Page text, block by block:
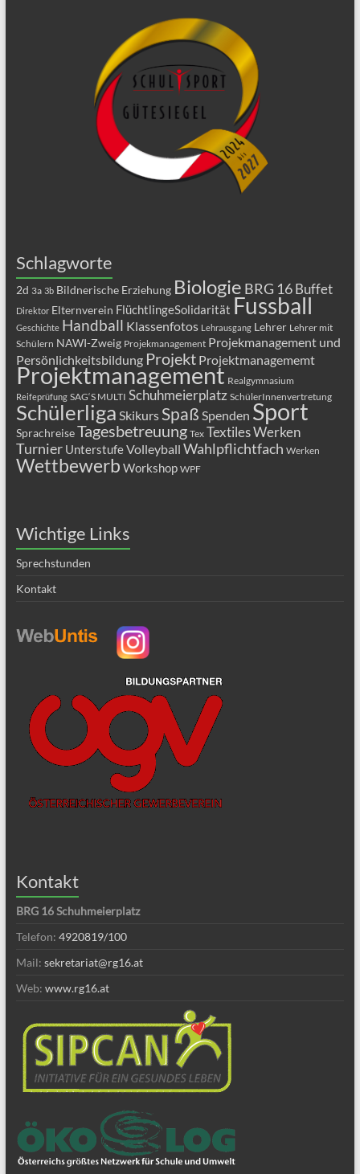
Schlagworte
2d 3a 3b Bildnerische Erziehung Biologie BRG 16 Buffet
Direktor Elternverein FlüchtlingeSolidarität Fussball
Geschichte Handball Klassenfotos Lehrausgang Lehrer Lehrer mit
Schülern NAWI-Zweig Projekmanagement Projekmanagement und
Persönlichkeitsbildung Projekt Projektmanagememt
Projektmanagement Realgymnasium
Reifeprüfung SAG‘S MULTI Schuhmeierplatz SchülerInnenvertretung
Schülerliga Skikurs Spaß Spenden Sport
Sprachreise Tagesbetreuung Tex Textiles Werken
Turnier UnterstufeVolleyball Wahlpflichtfach Werken
Wettbewerb Workshop WPF
Wichtige Links
Sprechstunden
Kontakt
Kontakt
BRG 16 Schuhmeierplatz
Telefon: 4920819/100
Mail: sekretariat@rg16.at
Web: www.rg16.at